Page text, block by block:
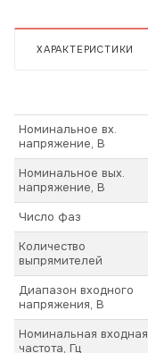
ХАРАКТЕРИСТИКИ
Номинальное вх.
напряжение, В
Номинальное вых.
напряжение, В
Число фаз
Количество
выпрямителей
Диапазон входного
напряжения, В
Номинальная входная
частота, Гц